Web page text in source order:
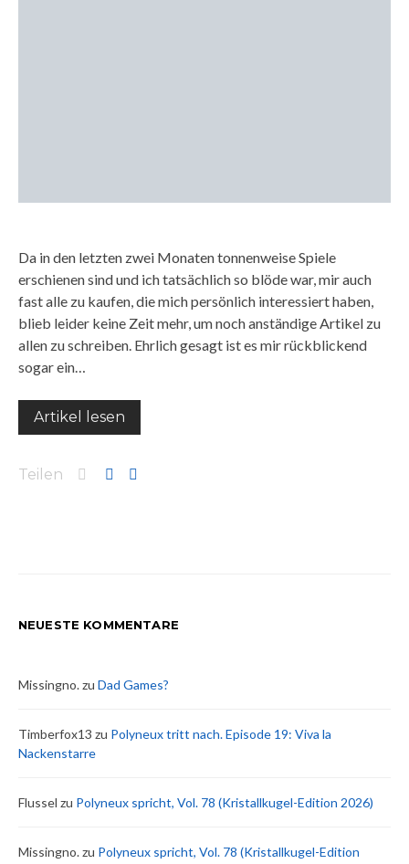
Da in den letzten zwei Monaten tonnenweise Spiele
erschienen sind und ich tatsächlich so blöde war, mir auch
fast alle zu kaufen, die mich persönlich interessiert haben,
blieb leider keine Zeit mehr, um noch anständige Artikel zu
allen zu schreiben. Ehrlich gesagt ist es mir rückblickend
sogar ein…
Artikel lesen
Teilen
NEUESTE KOMMENTARE
Missingno.zu Dad Games?
Timberfox13 zu Polyneux tritt nach. Episode 19: Viva la
Nackenstarre
Flussel zu Polyneux spricht, Vol. 78 (Kristallkugel-Edition 2026)
Missingno.zu Polyneux spricht, Vol. 78 (Kristallkugel-Edition